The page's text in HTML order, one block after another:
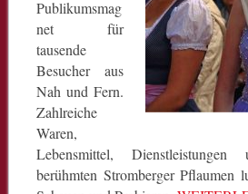
Publikumsmag
net für
tausende
Besucher aus
Nah und Fern.
Zahlreiche
Waren,
Lebensmittel,
berühmten Stromberger Pflaumen